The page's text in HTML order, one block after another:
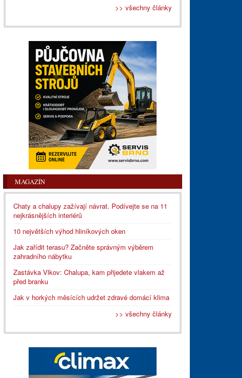
>> všechny články
MAGAZÍN
Chaty a chalupy zažívají návrat. Podívejte se na 11
nejkrásnějších interiérů
10 největších výhod hliníkových oken
Jak zařídit terasu? Začněte správným výběrem
zahradního nábytku
Zastávka Vlkov: Chalupa, kam přijedete vlakem až
před branku
Jak v horkých měsících udržet zdravé domácí klima
>> všechny články